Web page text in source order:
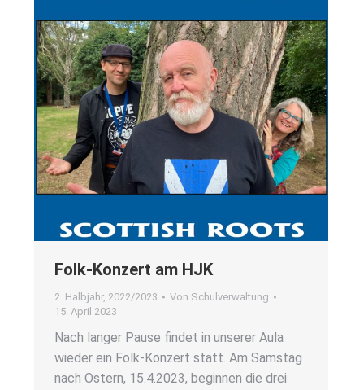
Folk-Kon­zert am HJK
2. Halbjahr, 2022/2023 Von Schulverwaltung
15. April 2023
Nach lan­ger Pau­se fin­det in unse­rer Aula
wie­der ein Folk-Kon­­­zert statt. Am Sams­tag
nach Ostern, 15.4.2023, begin­nen die drei